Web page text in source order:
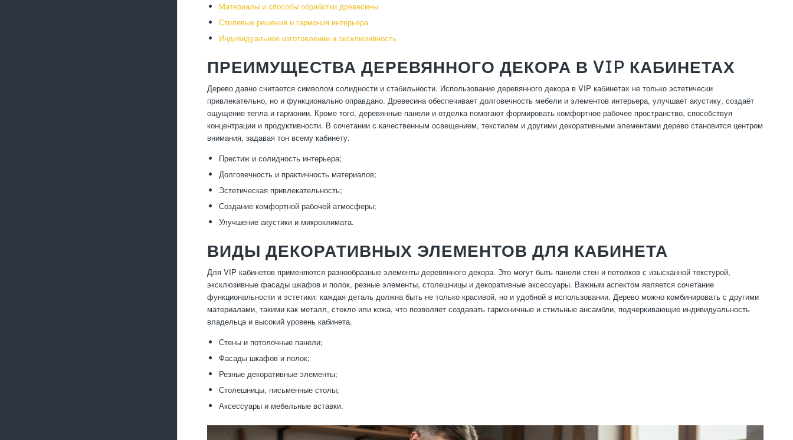
Материалы и способы обработки древесины
Стилевые решения и гармония интерьера
Индивидуальное изготовление и эксклюзивность
ПРЕИМУЩЕСТВА ДЕРЕВЯННОГО ДЕКОРА В VIP КАБИНЕТАХ
Дерево давно считается символом солидности и стабильности. Использование деревянного декора в VIP кабинетах не только эстетически
привлекательно, но и функционально оправдано. Древесина обеспечивает долговечность мебели и элементов интерьера, улучшает акустику, создаёт
ощущение тепла и гармонии. Кроме того, деревянные панели и отделка помогают формировать комфортное рабочее пространство, способствуя
концентрации и продуктивности. В сочетании с качественным освещением, текстилем и другими декоративными элементами дерево становится центром
внимания, задавая тон всему кабинету.
Престиж и солидность интерьера;
Долговечность и практичность материалов;
Эстетическая привлекательность;
Создание комфортной рабочей атмосферы;
Улучшение акустики и микроклимата.
ВИДЫ ДЕКОРАТИВНЫХ ЭЛЕМЕНТОВ ДЛЯ КАБИНЕТА
Для VIP кабинетов применяются разнообразные элементы деревянного декора. Это могут быть панели стен и потолков с изысканной текстурой,
эксклюзивные фасады шкафов и полок, резные элементы, столешницы и декоративные аксессуары. Важным аспектом является сочетание
функциональности и эстетики: каждая деталь должна быть не только красивой, но и удобной в использовании. Дерево можно комбинировать с другими
материалами, такими как металл, стекло или кожа, что позволяет создавать гармоничные и стильные ансамбли, подчеркивающие индивидуальность
владельца и высокий уровень кабинета.
Стены и потолочные панели;
Фасады шкафов и полок;
Резные декоративные элементы;
Столешницы, письменные столы;
Аксессуары и мебельные вставки.